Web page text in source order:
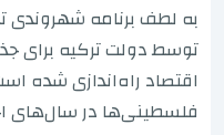
به لطف برنامه شهروندی
توسط دولت ترکیه برای
اقتصاد راه‌اندازی شده
فلسطینی‌ها در سال‌های